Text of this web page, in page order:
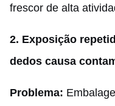
frescor de alta
2. Exposição
dedos causa
Problema: